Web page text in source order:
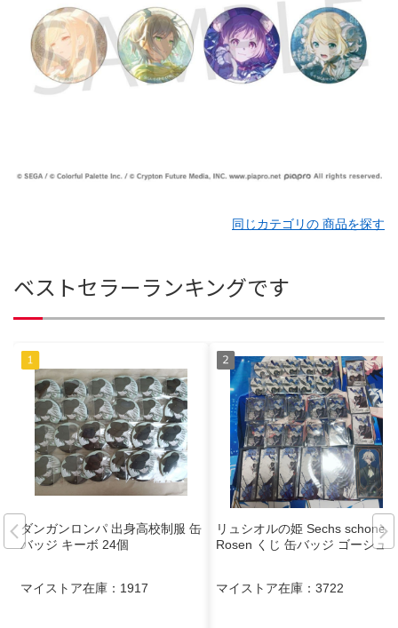
同じカテゴリの 商品を探す
ベストセラーランキングです
ダンガンロンパ 出身高校制服 缶
バッジ キーボ 24個
マイストア在庫： 1917
リュシオルの姫 Sechs schone
Rosen くじ 缶バッジ ゴーシュ
マイストア在庫： 3722